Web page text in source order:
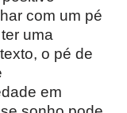
com um pé
uma
o pé de
em